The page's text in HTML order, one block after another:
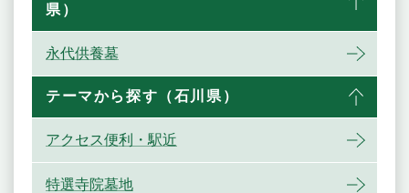
県）
永代供養墓
テーマから探す（石川県）
アクセス便利・駅近
特選寺院墓地